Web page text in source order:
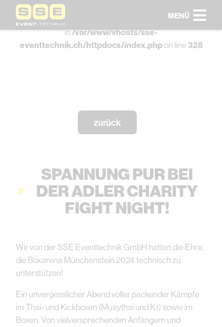
Warning: Undefined array key "HTTP_ACCEPT_LANGUAGE"
in/var/www/vhosts/sse-
eventtechnik.ch/httpdocs/index.phpon line328
MENÜ
zurück
SPANNUNG PUR BEI
DER ADLER CHARITY
FIGHT NIGHT!
Wir von der SSE Eventtechnik GmbH hatten die Ehre,
die Boxarena Münchenstein 2024 technisch zu
unterstützen!
Ein unvergesslicher Abend voller packender Kämpfe
im Thai- und Kickboxen (Muaythai und K1) sowie im
Boxen. Von vielversprechenden Anfängern und